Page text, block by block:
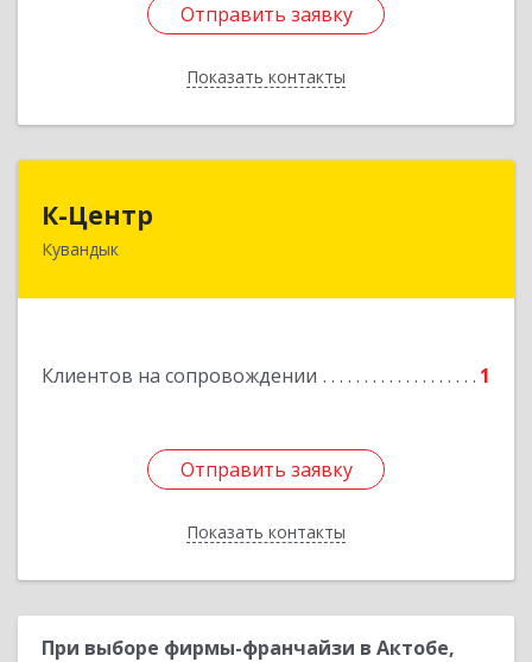
Отправить заявку
Показать контакты
Отправить заявку
Назад
К-Центр
Кувандык
Клиентов на сопровождении 1
Отправить заявку
Показать контакты
462243, Оренбургская обл, Кувандыкский р-н,
Отправить заявку
Назад
При выборе фирмы-франчайзи в Актобе,